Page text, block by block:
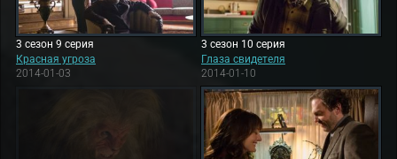
3 сезон 9 серия
Красная угроза
2014-01-03
3 сезон 10 серия
Глаза свидетеля
2014-01-10